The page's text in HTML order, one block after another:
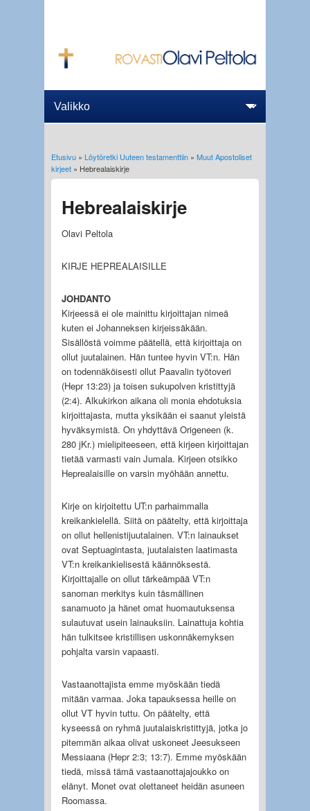
Olet täällä
Etusivu» Löytöretki Uuteen testamenttiin» Muut Apostoliset
kirjeet» Hebrealaiskirje
Hebrealaiskirje
Olavi Peltola
KIRJE HEPREALAISILLE
JOHDANTO
Kirjeessä ei ole mainittu kirjoittajan nimeä
kuten ei Johanneksen kirjeissäkään.
Sisällöstä voimme päätellä, että kirjoittaja on
ollut juutalainen. Hän tuntee hyvin VT:n. Hän
on todennäköisesti ollut Paavalin työtoveri
(Hepr 13:23) ja toisen sukupolven kristittyjä
(2:4). Alkukirkon aikana oli monia ehdotuksia
kirjoittajasta, mutta yksikään ei saanut yleistä
hyväksymistä. On yhdyttävä Origeneen (k.
280 jKr.) mielipiteeseen, että kirjeen kirjoittajan
tietää varmasti vain Jumala. Kirjeen otsikko
Heprealaisille on varsin myöhään annettu.
Kirje on kirjoitettu UT:n parhaimmalla
kreikankielellä. Siitä on päätelty, että kirjoittaja
on ollut hellenistijuutalainen. VT:n lainaukset
ovat Septuagintasta, juutalaisten laatimasta
VT:n kreikankielisestä käännöksestä.
Kirjoittajalle on ollut tärkeämpää VT:n
sanoman merkitys kuin täsmällinen
sanamuoto ja hänet omat huomautuksensa
sulautuvat usein lainauksiin. Lainattuja kohtia
hän tulkitsee kristillisen uskonnäkemyksen
pohjalta varsin vapaasti.
Vastaanottajista emme myöskään tiedä
mitään varmaa. Joka tapauksessa heille on
ollut VT hyvin tuttu. On päätelty, että
kyseessä on ryhmä juutalaiskristittyjä, jotka jo
pitemmän aikaa olivat uskoneet Jeesukseen
Messiaana (Hepr 2:3; 13:7). Emme myöskään
tiedä, missä tämä vastaanottajajoukko on
elänyt. Monet ovat olettaneet heidän asuneen
Roomassa.